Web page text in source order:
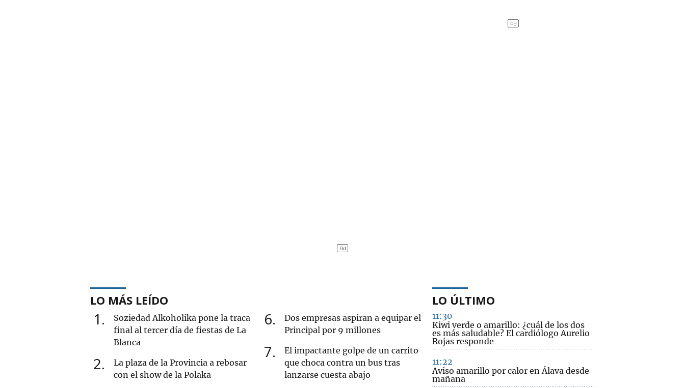
LO MÁS LEÍDO
1
Soziedad Alkoholika pone la traca
final al tercer día de fiestas de La
Blanca
2
La plaza de la Provincia a rebosar
con el show de la Polaka
6
Dos empresas aspiran a equipar el
Principal por 9 millones
7
El impactante golpe de un carrito
que choca contra un bus tras
lanzarse cuesta abajo
LO ÚLTIMO
11:30
Kiwi verde o amarillo: ¿cuál de los dos
es más saludable? El cardiólogo Aurelio
Rojas responde
11:22
Aviso amarillo por calor en Álava desde
mañana